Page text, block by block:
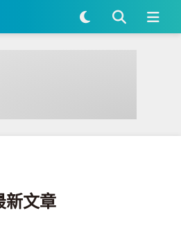
新文章